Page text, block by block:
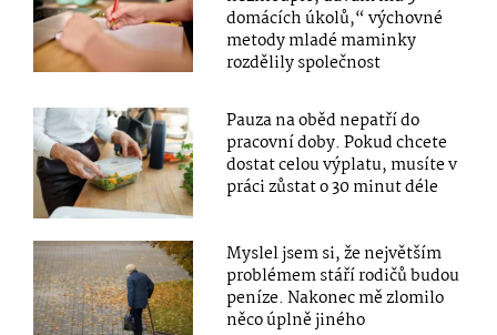
domácích úkolů,“ výchovné
metody mladé maminky
rozdělily společnost
Pauza na oběd nepatří do
pracovní doby. Pokud chcete
dostat celou výplatu, musíte v
práci zůstat o 30 minut déle
Myslel jsem si, že největším
problémem stáří rodičů budou
peníze. Nakonec mě zlomilo
něco úplně jiného